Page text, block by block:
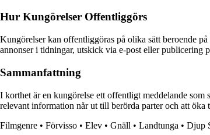
Hur Kungörelser Offentliggörs
Kungörelser kan offentliggöras på olika sätt beroende
annonser i tidningar, utskick via e-post eller publicering
Sammanfattning
I korthet är en kungörelse ett offentligt meddelande
relevant information når ut till berörda parter och att öka
Filmgenre • Förvisso • Elev • Gnäll • Landtunga • Djup